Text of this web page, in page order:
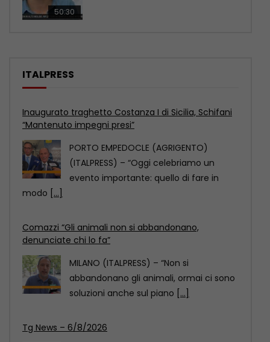
50:30
ITALPRESS
Inaugurato traghetto Costanza I di Sicilia, Schifani
“Mantenuto impegni presi”
PORTO EMPEDOCLE (AGRIGENTO)
(ITALPRESS) – “Oggi celebriamo un
evento importante: quello di fare in
modo [...]
Comazzi “Gli animali non si abbandonano,
denunciate chi lo fa”
MILANO (ITALPRESS) – “Non si
abbandonano gli animali, ormai ci sono
soluzioni anche sul piano [...]
Tg News – 6/8/2026